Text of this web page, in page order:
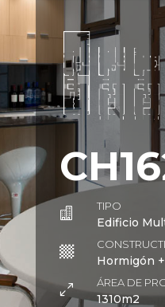
 TIPO
Edificio

Hormigón
0
ÁREA DE
1310m2